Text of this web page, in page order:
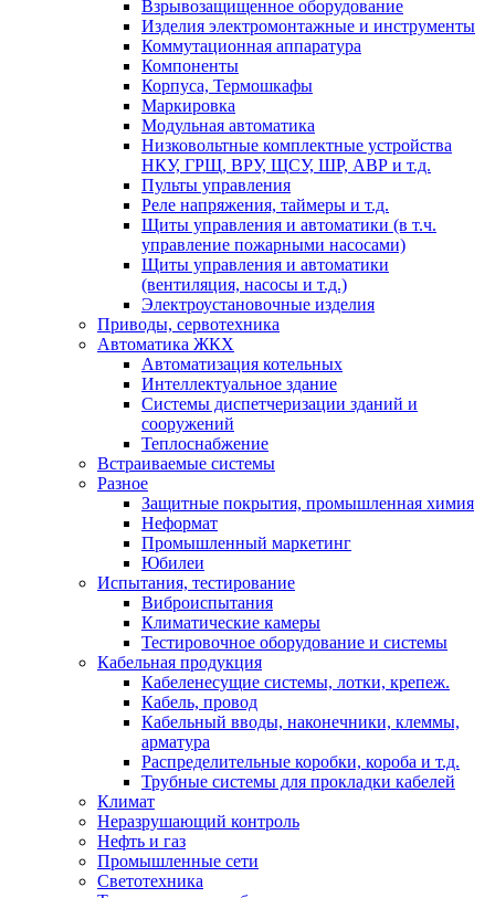
Взрывозащищенное оборудование
Изделия электромонтажные и инструменты
Коммутационная аппаратура
Компоненты
Корпуса, Термошкафы
Маркировка
Модульная автоматика
Низковольтные комплектные устройства
НКУ, ГРЩ, ВРУ, ЩСУ, ШР, АВР и т.д.
Пульты управления
Реле напряжения, таймеры и т.д.
Щиты управления и автоматики (в т.ч.
управление пожарными насосами)
Щиты управления и автоматики
(вентиляция, насосы и т.д.)
Электроустановочные изделия
Приводы, сервотехника
Автоматика ЖКХ
Автоматизация котельных
Интеллектуальное здание
Системы диспетчеризации зданий и
сооружений
Теплоснабжение
Встраиваемые системы
Разное
Защитные покрытия, промышленная химия
Неформат
Промышленный маркетинг
Юбилеи
Испытания, тестирование
Виброиспытания
Климатические камеры
Тестировочное оборудование и системы
Кабельная продукция
Кабеленесущие системы, лотки, крепеж.
Кабель, провод
Кабельный вводы, наконечники, клеммы,
арматура
Распределительные коробки, короба и т.д.
Трубные системы для прокладки кабелей
Климат
Неразрушающий контроль
Нефть и газ
Промышленные сети
Светотехника